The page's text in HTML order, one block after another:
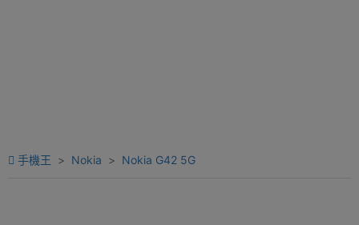
手機王 Nokia Nokia G42 5G